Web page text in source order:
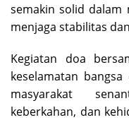
semakin solid dalam
menjaga stabilitas
Kegiatan doa
keselamatan
masyarakat
keberkahan, dan